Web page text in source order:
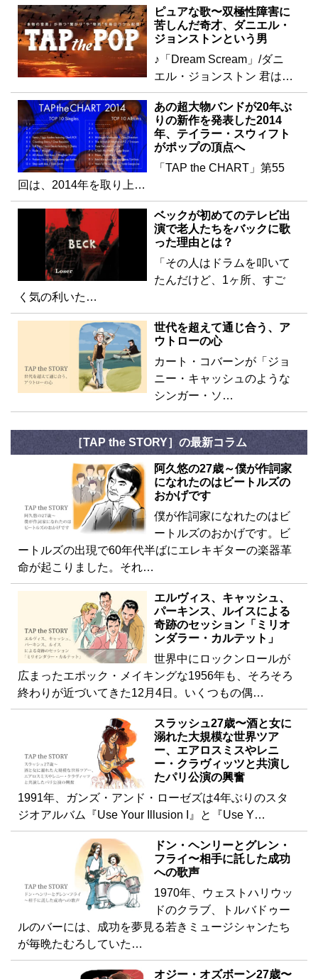
ピュアな歌〜双極性障害に
苦しんだ奇才、ダニエル・
ジョンストンという男
♪「Dream Scream」/ダニ
エル・ジョンストン 君は…
あの超大物バンドが20年ぶ
りの新作を発表した2014
年、テイラー・スウィフト
がポップの頂点へ
「TAP the CHART」第55
回は、2014年を取り上…
ベックが初めてのテレビ出
演で老人たちをバックに歌
った理由とは？
「その人はドラムを叩いて
たんだけど、1ヶ所、すご
く気の利いた…
世代を超えて通じ合う、ア
ウトローの心
カート・コバーンが「ジョ
ニー・キャッシュのような
シンガー・ソ…
［TAP the STORY］の最新コラム
阿久悠の27歳～僕が作詞家
になれたのはビートルズの
おかげです
僕が作詞家になれたのはビ
ートルズのおかげです。ビ
ートルズの出現で60年代半ばにエレキギターの楽器革
命が起こりました。それ…
エルヴィス、キャッシュ、
パーキンス、ルイスによる
奇跡のセッション「ミリオ
ンダラー・カルテット」
世界中にロックンロールが
広まったエポック・メイキングな1956年も、そろそろ
終わりが近づいてきた12月4日。いくつもの偶…
スラッシュ27歳〜酒と女に
溺れた大規模な世界ツア
ー、エアロスミスやレニ
ー・クラヴィッツと共演し
たパリ公演の興奮
1991年、ガンズ・アンド・ローゼズは4年ぶりのスタ
ジオアルバム『Use Your Illusion I』と『Use Y…
ドン・ヘンリーとグレン・
フライ〜相手に託した成功
への歌声
1970年、ウェストハリウッ
ドのクラブ、トルバドゥー
ルのバーには、成功を夢見る若きミュージシャンたち
が毎晩たむろしていた…
オジー・オズボーン27歳〜